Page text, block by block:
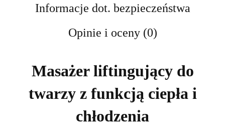
Informacje dot. bezpieczeństwa
Opinie i oceny (0)
Masażer liftingujący do
twarzy z funkcją ciepła i
chłodzenia